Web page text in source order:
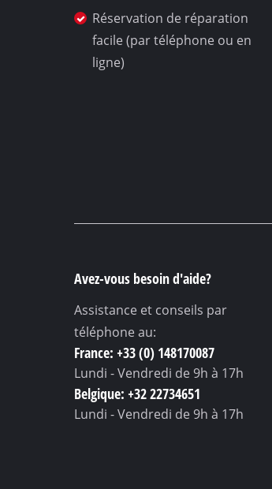
Réservation de réparation
facile (par téléphone ou en
ligne)
Avez-vous besoin d'aide?
Assistance et conseils par
téléphone au:
France: +33 (0) 148170087
Lundi - Vendredi de 9h à 17h
Belgique: +32 22734651
Lundi - Vendredi de 9h à 17h